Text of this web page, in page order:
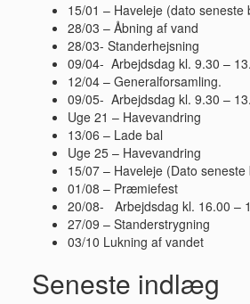
15/01 – Haveleje (dato seneste
28/03 – Åbning af vand
28/03- Standerhejsning
09/04- Arbejdsdag kl. 9.30 –
12/04 – Generalforsamling.
09/05- Arbejdsdag kl. 9.30 –
Uge 21 – Havevandring
13/06 – Lade bal
Uge 25 – Havevandring
15/07 – Haveleje (Dato seneste
01/08 – Præmiefest
20/08- Arbejdsdag kl. 16.00 –
27/09 – Standerstrygning
03/10 Lukning af vandet
Seneste indlæg